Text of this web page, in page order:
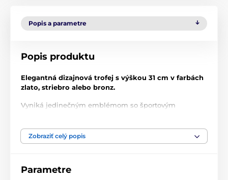
Popis a parametre
Popis produktu
Elegantná dizajnová trofej s výškou 31 cm v farbách
zlato, striebro alebo bronz.
Vyniká jedinečným emblémom so športovým
umiestniť štítok s vlastným textom.
Zobraziť celý popis
Parametre